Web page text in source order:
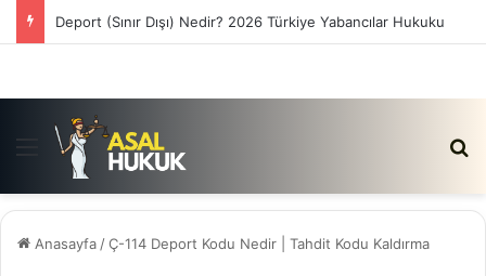
Deport (Sınır Dışı) Nedir? 2026 Türkiye Yabancılar Hukuku
Menü
Anasayfa /Ç-114 Deport Kodu Nedir | Tahdit Kodu Kaldırma